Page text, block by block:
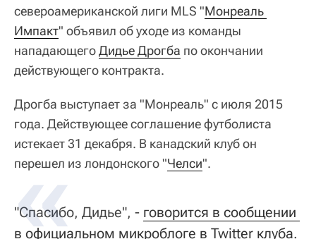
североамериканской лиги MLS "Монреаль
Импакт" объявил об уходе из команды
нападающегоДидье Дрогба по окончании
действующего контракта.
Дрогба выступает за "Монреаль" с июля 2015
года. Действующее соглашение футболиста
истекает 31 декабря. В канадский клуб он
перешел из лондонского "Челси".
"Спасибо, Дидье", - говорится в сообщении
в официальном микроблоге в Twitter клуба.